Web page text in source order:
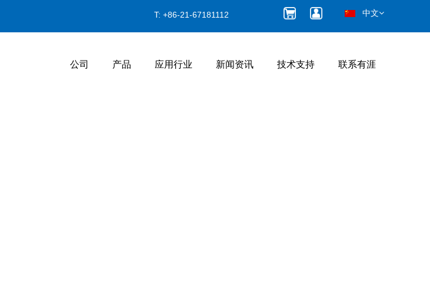
T: +86-21-67181112 中文
公司 产品 应用行业 新闻资讯 技术支持 联系有涯